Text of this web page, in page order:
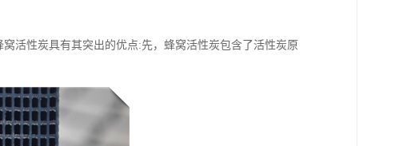
活性炭具有其突出的优点:先，蜂窝活性炭包含了活性炭原